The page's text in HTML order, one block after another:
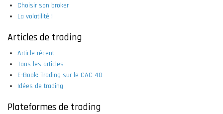
Choisir son broker
La volatilité !
Articles de trading
Article récent
Tous les articles
E-Book: Trading sur le CAC 40
Idées de trading
Plateformes de trading